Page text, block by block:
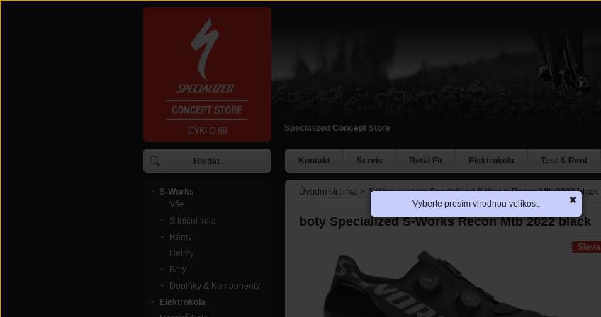
Specialized Concept Store
Kontakt Servis Retül Fit Elektrokola Test & Rent
S-Works
Vše
Silniční kola
Rámy
Helmy
Boty
Doplňky & Komponenty
Elektrokola
Úvodní stránka > S-Works > boty Specialized S-Works Recon Mtb 2022 black
boty Specialized S-Works Recon Mtb 2022 black
Sleva
Vyberte prosím vhodnou velikost.